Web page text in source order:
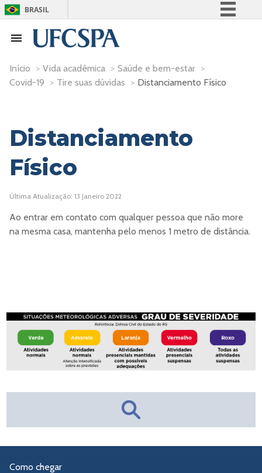
BRASIL
Participe
Acesso à informação
Início > Vida acadêmica > Saúde e bem-estar >
Covid-19 > Tire suas dúvidas > Distanciamento Físico
Distanciamento
Físico
Última Atualização: 13 Janeiro 2022
Ao entrar em contato com qualquer pessoa que não more
na mesma casa, mantenha pelo menos 1 metro de distância.
Como chegar